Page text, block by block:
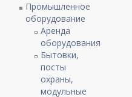
Промышленное
оборудование
Аренда
оборудования
Бытовки,
посты
охраны,
модульные